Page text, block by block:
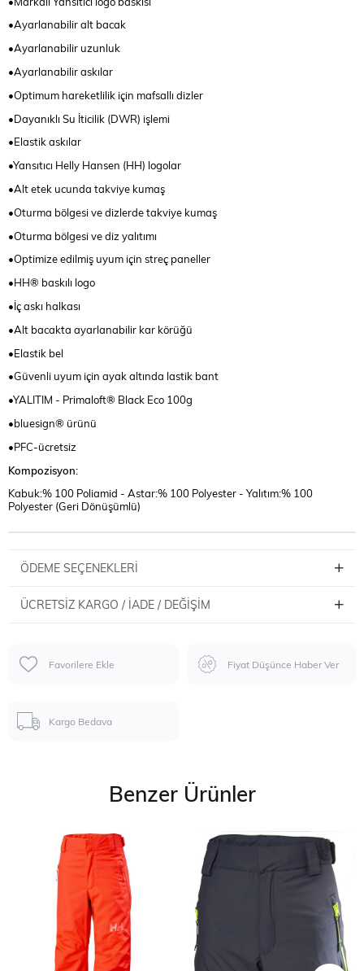
•Ayarlanabilir alt bacak
•Ayarlanabilir uzunluk
•Ayarlanabilir askılar
•Optimum hareketlilik için mafsallı dizler
•Dayanıklı Su İticilik (DWR) işlemi
•Elastik askılar
•Yansıtıcı Helly Hansen (HH) logolar
•Alt etek ucunda takviye kumaş
•Oturma bölgesi ve dizlerde takviye kumaş
•Oturma bölgesi ve diz yalıtımı
•Optimize edilmiş uyum için streç paneller
•HH® baskılı logo
•İç askı halkası
•Alt bacakta ayarlanabilir kar körüğü
•Elastik bel
•Güvenli uyum için ayak altında lastik bant
•YALITIM - Primaloft® Black Eco 100g
•bluesign® ürünü
•PFC-ücretsiz
Kompozisyon:
Kabuk:% 100 Poliamid - Astar:% 100 Polyester - Yalıtım:% 100
Polyester (Geri Dönüşümlü)
ÖDEME SEÇENEKLERI
ÜCRETSIZ KARGO / İADE / DEĞIŞIM
Favorilere Ekle Fiyat Düşünce Haber Ver
Kargo Bedava
Benzer Ürünler